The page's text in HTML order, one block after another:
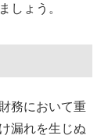
しょう。
務において重
漏れを生じぬ